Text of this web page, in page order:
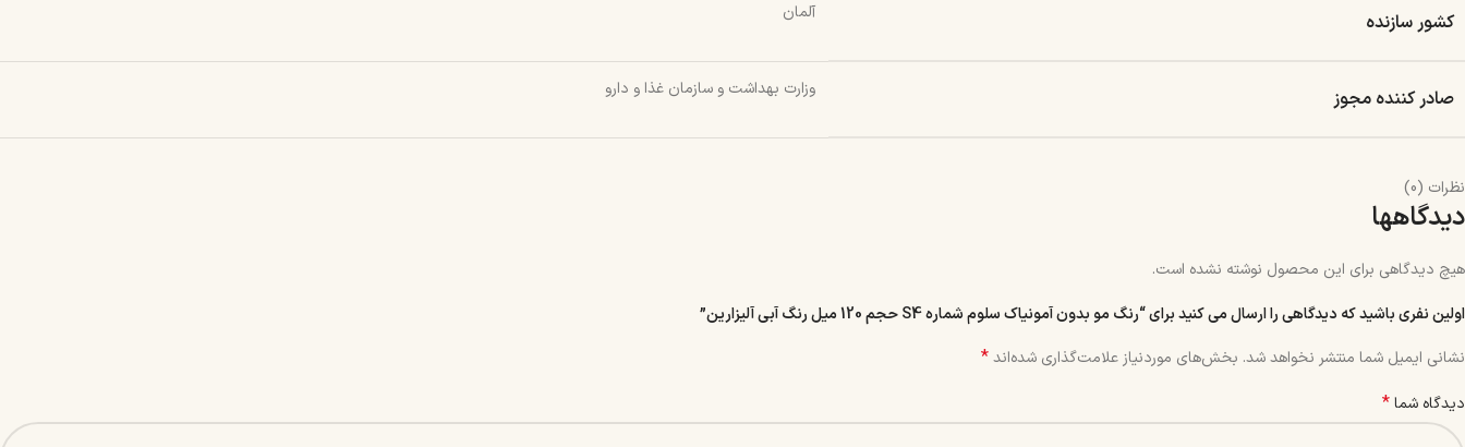
کشور سازنده آلمان
صادر کننده مجوز وزارت بهداشت و سازمان غذا و دارو
نظرات (0)
دیدگاهها
هیچ دیدگاهی برای این محصول نوشته نشده است.
اولین نفری باشید که دیدگاهی را ارسال می کنید برای “رنگ مو بدون آمونیاک سلوم شماره S4 حجم 120 میل رنگ آبی آلیزارین”
نشانی ایمیل شما منتشر نخواهد شد. بخش‌های موردنیاز علامت‌گذاری شده‌اند*
دیدگاه شما*